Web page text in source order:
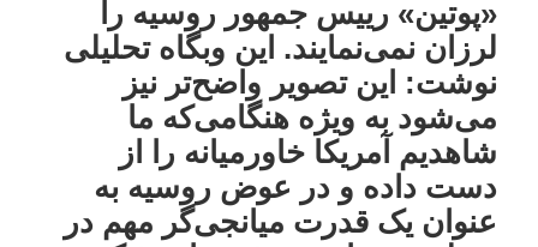
«پوتین» رییس جمهور روسیه را
لرزان نمی‌نمایند. این وبگاه تحلیلی
نوشت: این تصویر واضح‌تر نیز
می‌شود به ویژه هنگامی‌که ما
شاهدیم آمریکا خاورمیانه را از
دست داده و در عوض روسیه به
عنوان یک قدرت میانجی‌گر مهم در